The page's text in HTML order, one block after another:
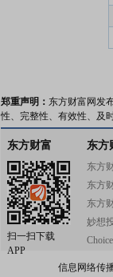
郑重声明： 东方财富网发
性、完整性、有效性、及
东方财富
扫一扫下载
APP
东方
东方
东方
东方
妙想
信息网络传